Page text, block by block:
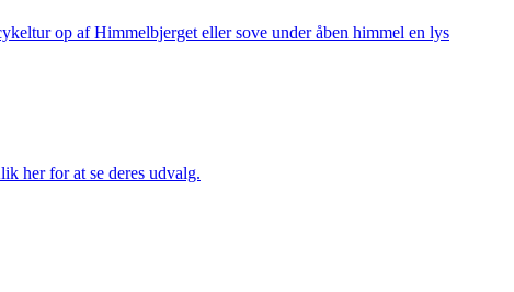
op af Himmelbjerget eller sove under åben himmel en lys
her for at se deres udvalg.